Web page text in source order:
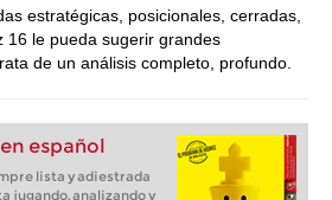
estratégicas, posicionales, cerradas,
16 le pueda sugerir grandes
de un análisis completo, profundo.
español
lista y adiestrada
jugando, analizando y